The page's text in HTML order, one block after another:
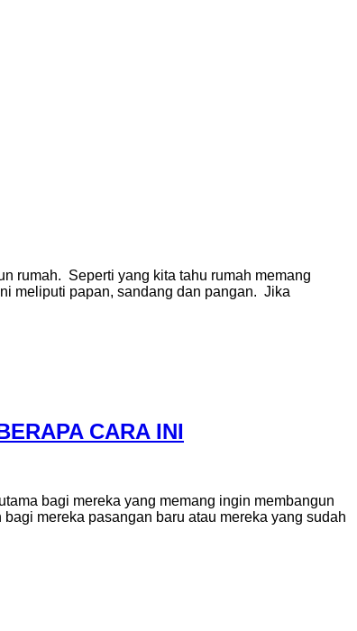
rumah. Seperti yang kita tahu rumah memang
meliputi papan, sandang dan pangan. Jika
CARA INI
bagi mereka yang memang ingin membangun
mereka pasangan baru atau mereka yang sudah